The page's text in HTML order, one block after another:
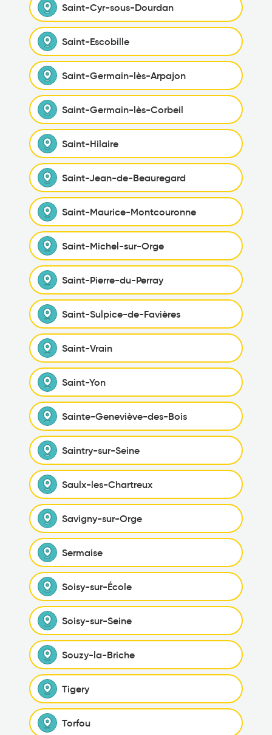
Saint-Cyr-sous-Dourdan
Saint-Escobille
Saint-Germain-lès-Arpajon
Saint-Germain-lès-Corbeil
Saint-Hilaire
Saint-Jean-de-Beauregard
Saint-Maurice-Montcouronne
Saint-Michel-sur-Orge
Saint-Pierre-du-Perray
Saint-Sulpice-de-Favières
Saint-Vrain
Saint-Yon
Sainte-Geneviève-des-Bois
Saintry-sur-Seine
Saulx-les-Chartreux
Savigny-sur-Orge
Sermaise
Soisy-sur-École
Soisy-sur-Seine
Souzy-la-Briche
Tigery
Torfou